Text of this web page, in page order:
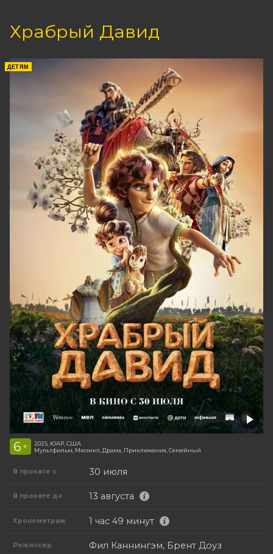
Храбрый Давид
ДЕТЯМ
6 +
2025, ЮАР, США
Мультфильм, Мюзикл, Драма, Приключения, Семейный
В прокате с 30 июля
В прокате до 13 августа
Хронометраж 1 час 49 минут
Режиссер Фил Каннингэм, Брент Доуз